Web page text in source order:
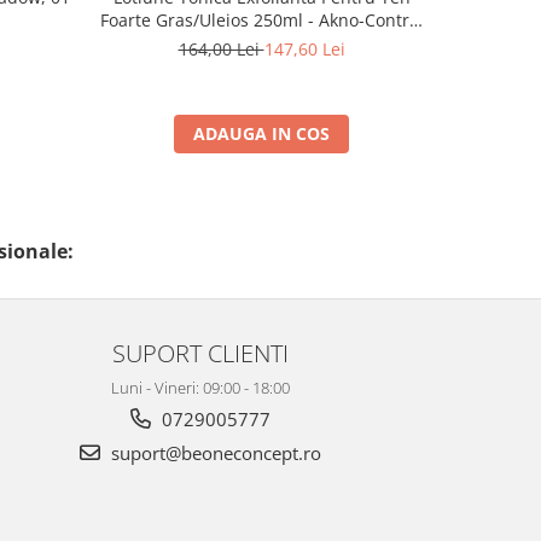
Foarte Gras/Uleios 250ml - Akno-Control
Lotion Pure Solution - Bruno Vassari
164,00 Lei147,60 Lei
ADAUGA IN COS
SUPORT CLIENTI
Luni - Vineri: 09:00 - 18:00
0729005777
suport@beoneconcept.ro